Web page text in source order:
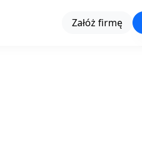
Załóż firmę